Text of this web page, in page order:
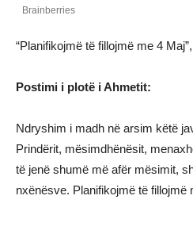
“Planifikojmë të fillojmë me 4
Postimi i plotë i Ahmetit:
Ndryshim i madh në arsim këtë
Prindërit, mësimdhënësit,
të jenë shumë më afër mësimit,
nxënësve. Planifikojmë të fillojmë